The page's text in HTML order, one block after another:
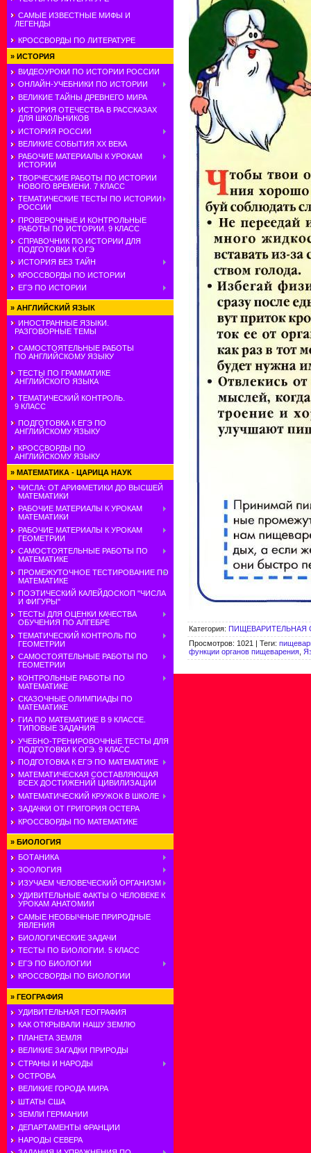
САМЫЕ ИЗВЕСТНЫЕ МИФЫ И
ЛЕГЕНДЫ
КРОССВОРДЫ ПО ЛИТЕРАТУРЕ
» ИСТОРИЯ
ВИДЕОУРОКИ ПО ИСТОРИИ РОССИИ
ОНЛАЙН-УЧЕБНИКИ ПО ИСТОРИИ
ВЕЛИКИЕ ТАЙНЫ ДРЕВНЕГО МИРА
ИСТОРИЯ ОТЕЧЕСТВА В РАССКАЗАХ
ДЛЯ ШКОЛЬНИКОВ
ИСТОРИЯ РОССИИ
ВЕЛИКИЕ СОБЫТИЯ ХХ ВЕКА
РАБОЧИЕ МАТЕРИАЛЫ К УРОКАМ
ИСТОРИИ
ТВОРЧЕСКИЕ РАБОТЫ ПО ИСТОРИИ
НОВОГО ВРЕМЕНИ. 7 КЛАСС
ТЕМАТИЧЕСКИЕ ТЕСТЫ ПО ИСТОРИИ
РОССИИ
ПРОВЕРОЧНЫЕ И КОНТРОЛЬНЫЕ
РАБОТЫ ПО ИСТОРИИ. 9 КЛАСС
СПРАВОЧНИК ПО ИСТОРИИ ДЛЯ
ПОДГОТОВКИ К ОГЭ
ИСТОРИЯ БЕЗ ТАЙН
КРОССВОРДЫ ПО ИСТОРИИ
ЕГЭ ПО ИСТОРИИ
» АНГЛИЙСКИЙ ЯЗЫК
ИНОСТРАННЫЕ ЯЗЫКИ.
РАЗГОВОРНЫЕ ТЕМЫ
САМОСТОЯТЕЛЬНЫЕ РАБОТЫ
ПО АНГЛИЙСКОМУ ЯЗЫКУ
ТЕСТЫ ПО ГРАММАТИКЕ
АНГЛИЙСКОГО ЯЗЫКА
ТЕМАТИЧЕСКИЙ КОНТРОЛЬ.
9 КЛАСС
ПОДГОТОВКА К ЕГЭ ПО
АНГЛИЙСКОМУ ЯЗЫКУ
КРОССВОРДЫ ПО
АНГЛИЙСКОМУ ЯЗЫКУ
» МАТЕМАТИКА - ЦАРИЦА НАУК
ЧИСЛА: ОТ АРИФМЕТИКИ ДО ВЫСШЕЙ
МАТЕМАТИКИ
РАБОЧИЕ МАТЕРИАЛЫ К УРОКАМ
МАТЕМАТИКИ
РАБОЧИЕ МАТЕРИАЛЫ К УРОКАМ
ГЕОМЕТРИИ
САМОСТОЯТЕЛЬНЫЕ РАБОТЫ ПО
МАТЕМАТИКЕ
ПРОМЕЖУТОЧНОЕ ТЕСТИРОВАНИЕ ПО
МАТЕМАТИКЕ
ПОЭТИЧЕСКИЙ КАЛЕЙДОСКОП "ЧИСЛА
И ФИГУРЫ"
ТЕСТЫ ДЛЯ ОЦЕНКИ КАЧЕСТВА
ОБУЧЕНИЯ ПО АЛГЕБРЕ
ТЕМАТИЧЕСКИЙ КОНТРОЛЬ ПО
ГЕОМЕТРИИ
САМОСТОЯТЕЛЬНЫЕ РАБОТЫ ПО
ГЕОМЕТРИИ
КОНТРОЛЬНЫЕ РАБОТЫ ПО
МАТЕМАТИКЕ
СКАЗОЧНЫЕ ОЛИМПИАДЫ ПО
МАТЕМАТИКЕ
ГИА ПО МАТЕМАТИКЕ В 9 КЛАССЕ.
ТИПОВЫЕ ЗАДАНИЯ
УЧЕБНО-ТРЕНИРОВОЧНЫЕ ТЕСТЫ ДЛЯ
ПОДГОТОВКИ К ОГЭ. 9 КЛАСС
ПОДГОТОВКА К ЕГЭ ПО МАТЕМАТИКЕ
МАТЕМАТИЧЕСКАЯ СОСТАВЛЯЮЩАЯ
ВСЕХ ДОСТИЖЕНИЙ ЦИВИЛИЗАЦИИ
МАТЕМАТИЧЕСКИЙ КРУЖОК В ШКОЛЕ
ЗАДАЧКИ ОТ ГРИГОРИЯ ОСТЕРА
КРОССВОРДЫ ПО МАТЕМАТИКЕ
» БИОЛОГИЯ
БОТАНИКА
ЗООЛОГИЯ
ИЗУЧАЕМ ЧЕЛОВЕЧЕСКИЙ ОРГАНИЗМ
УДИВИТЕЛЬНЫЕ ФАКТЫ О ЧЕЛОВЕКЕ К
УРОКАМ АНАТОМИИ
САМЫЕ НЕОБЫЧНЫЕ ПРИРОДНЫЕ
ЯВЛЕНИЯ
БИОЛОГИЧЕСКИЕ ЗАДАЧИ
ТЕСТЫ ПО БИОЛОГИИ. 5 КЛАСС
ЕГЭ ПО БИОЛОГИИ
КРОССВОРДЫ ПО БИОЛОГИИ
» ГЕОГРАФИЯ
УДИВИТЕЛЬНАЯ ГЕОГРАФИЯ
КАК ОТКРЫВАЛИ НАШУ ЗЕМЛЮ
ПЛАНЕТА ЗЕМЛЯ
ВЕЛИКИЕ ЗАГАДКИ ПРИРОДЫ
СТРАНЫ И НАРОДЫ
ОСТРОВА
ВЕЛИКИЕ ГОРОДА МИРА
ШТАТЫ США
ЗЕМЛИ ГЕРМАНИИ
ДЕПАРТАМЕНТЫ ФРАНЦИИ
НАРОДЫ СЕВЕРА
Категория: ПИЩЕВАРИТЕЛЬНАЯ
Просмотров: 1021 | Теги:
функции органов пищеварения